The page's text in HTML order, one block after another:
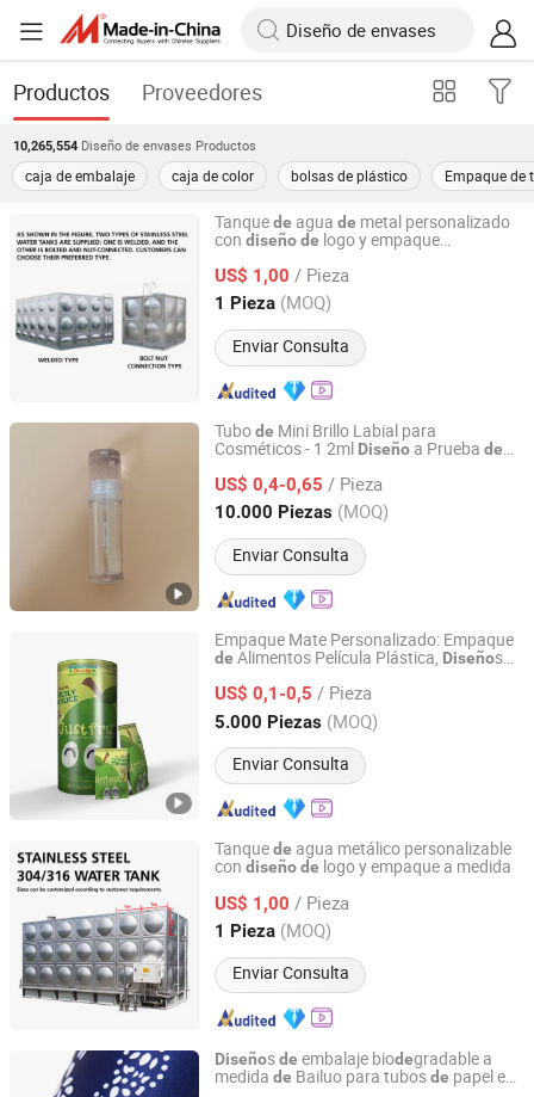
Productos Proveedores
10,265,554 Diseño de envases Productos
caja de embalaje caja de color bolsas de plástico Empaque de
Tanquede agua de metal personalizado
con diseñode logo y empaque
US$ 1,00 / Pieza
1 Pieza (MOQ)
Enviar Consulta
Suzhou TERA NP Group Co.,Ltd
Jiangsu, China Desde 2024
Tubode Mini Brillo Labial para
Cosméticos - 1 2ml Diseño a Prueba de
US$ 0,4-0,65 / Pieza
10.000 Piezas (MOQ)
Enviar Consulta
Shaoxing Derong Import & Export Co., Ltd.
Zhejiang, China Desde 2025
Empaque Mate Personalizado: Empaque
de Alimentos Película Plástica, Diseños
US$ 0,1-0,5 / Pieza
5.000 Piezas (MOQ)
Enviar Consulta
Foshan Tongsu Packaging Technology Co., Ltd.
Guangdong, China Desde 2024
Tanquede agua metálico personalizable
con diseñode logo y empaque a medida
US$ 1,00 / Pieza
1 Pieza (MOQ)
Enviar Consulta
Suzhou TERA NP Group Co.,Ltd
Jiangsu, China Desde 2024
Diseñosde embalaje biodegradable a
medida de Bailuo para tubosde papel en
Dongguan Bailuo Gift Box Packaging CO.,LTD